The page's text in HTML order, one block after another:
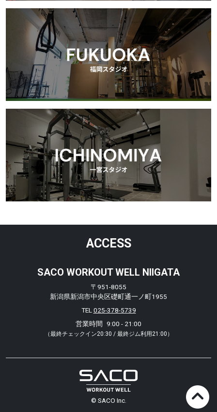
ACCESS
SACO WORKOUT WELL NIIGATA
〒951-8055
新潟県新潟市中央区礎町通一ノ町1955
TEL 025-378-5739
営業時間
9:00 - 21:00
（最終チェックイン20:30 / 最終ジム利用21:00）
© SACO Inc.